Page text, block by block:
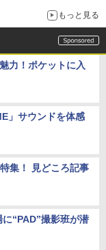
もっと見る
力！ポケットに入
」サウンドを体感
集！ 見どころ記事
に“PAD”撮影班が潜